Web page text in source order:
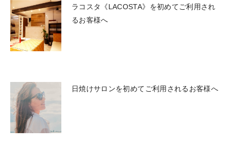
ラコスタ《LACOSTA》を初めてご利用され
るお客様へ
日焼けサロンを初めてご利用されるお客様へ